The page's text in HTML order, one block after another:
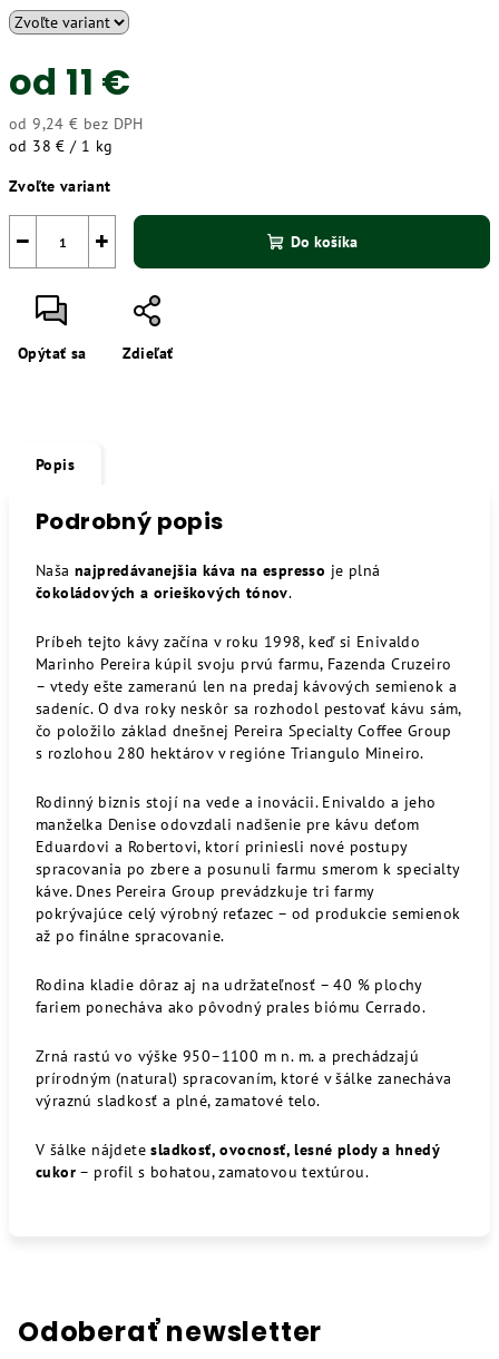
od 11 €
od9,24 € bez DPH
Jednotková
od 38 € / 1 kg
Zvoľte variant
+
− Do košíka
Opýtať sa Zdieľať
Popis
Podrobný popis
Naša najpredávanejšia káva na espresso je plná
čokoládových a orieškových tónov.
Príbeh tejto kávy začína v roku 1998, keď si Enivaldo
Marinho Pereira kúpil svoju prvú farmu, Fazenda Cruzeiro
– vtedy ešte zameranú len na predaj kávových semienok a
sadeníc. O dva roky neskôr sa rozhodol pestovať kávu sám,
čo položilo základ dnešnej Pereira Specialty Coffee Group
s rozlohou 280 hektárov v regióne Triangulo Mineiro.
Rodinný biznis stojí na vede a inovácii. Enivaldo a jeho
manželka Denise odovzdali nadšenie pre kávu deťom
Eduardovi a Robertovi, ktorí priniesli nové postupy
spracovania po zbere a posunuli farmu smerom k specialty
káve. Dnes Pereira Group prevádzkuje tri farmy
pokrývajúce celý výrobný reťazec – od produkcie semienok
až po finálne spracovanie.
Rodina kladie dôraz aj na udržateľnosť – 40 % plochy
fariem ponecháva ako pôvodný prales biómu Cerrado.
Zrná rastú vo výške 950–1100 m n. m. a prechádzajú
prírodným (natural) spracovaním, ktoré v šálke zanecháva
výraznú sladkosť a plné, zamatové telo.
V šálke nájdetesladkosť, ovocnosť, lesné plody a hnedý
cukor – profil s bohatou, zamatovou textúrou.
Odoberať newsletter